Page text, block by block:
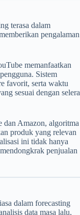
terasa dalam
pengalaman
memanfaatkan
Sistem
favorit, serta waktu
sesuai dengan selera
dan Amazon, algoritma
produk yang relevan
ini tidak hanya
penjualan
dalam forecasting
data masa lalu,